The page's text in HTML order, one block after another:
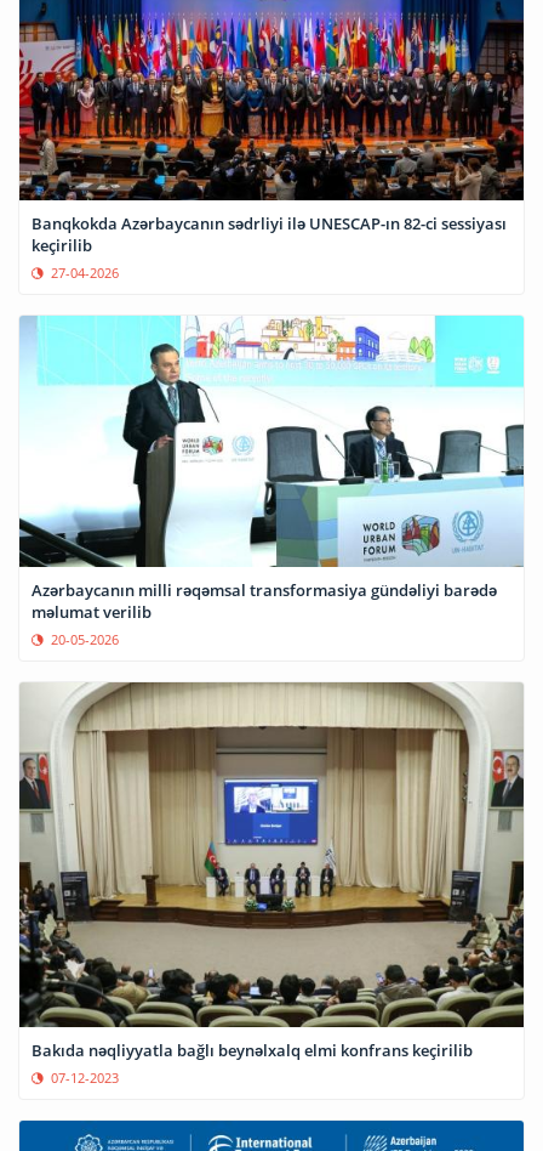
Banqkokda Azərbaycanın sədrliyi ilə UNESCAP-ın 82-ci sessiyası
keçirilib
27-04-2026
Azərbaycanın milli rəqəmsal transformasiya gündəliyi barədə
məlumat verilib
20-05-2026
Bakıda nəqliyyatla bağlı beynəlxalq elmi konfrans keçirilib
07-12-2023